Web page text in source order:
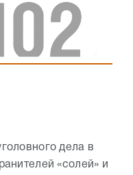
дела в
«солей» и